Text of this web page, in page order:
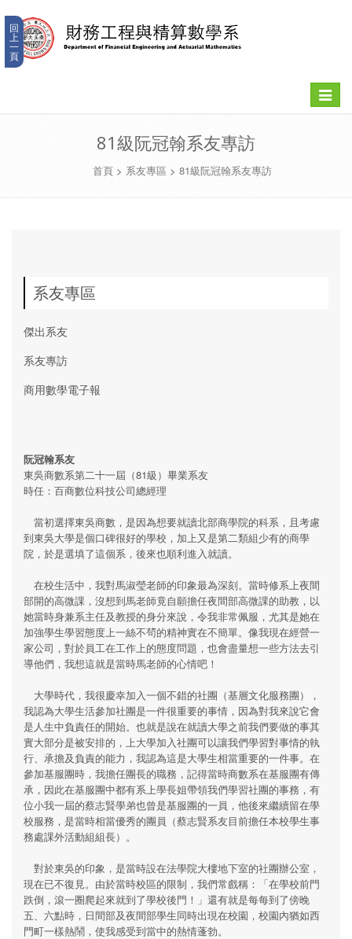
回
上
一
頁
Toggle
81級阮冠翰系友專訪
首頁> 系友專區 > 81級阮冠翰系友專訪
系友專區
傑出系友
系友專訪
商用數學電子報
阮冠翰系友
東吳商數系第二十一屆（81級）畢業系友
時任：百商數位科技公司總經理
當初選擇東吳商數，是因為想要就讀北部商學院的科系，且考慮
到東吳大學是個口碑很好的學校，加上又是第二類組少有的商學
院，於是選填了這個系，後來也順利進入就讀。
在校生活中，我對馬淑瑩老師的印象最為深刻。當時修系上夜間
部開的高微課，沒想到馬老師竟自願擔任夜間部高微課的助教，以
她當時身兼系主任及教授的身分來說，令我非常佩服，尤其是她在
加強學生學習態度上一絲不茍的精神實在不簡單。像我現在經營一
家公司，對於員工在工作上的態度問題，也會盡量想一些方法去引
導他們，我想這就是當時馬老師的心情吧！
大學時代，我很慶幸加入一個不錯的社團（基層文化服務團），
我認為大學生活參加社團是一件很重要的事情，因為對我來說它會
是人生中負責任的開始。也就是說在就讀大學之前我們要做的事其
實大部分是被安排的，上大學加入社團可以讓我們學習對事情的執
行、承擔及負責的能力，我認為這是大學生相當重要的一件事。在
參加基服團時，我擔任團長的職務，記得當時商數系在基服團有傳
承，因此在基服團中都有系上學長姐帶領我們學習社團的事務，有
位小我一屆的蔡志賢學弟也曾是基服團的一員，他後來繼續留在學
校服務，是當時相當優秀的團員（蔡志賢系友目前擔任本校學生事
務處課外活動組組長）。
對於東吳的印象，是當時設在法學院大樓地下室的社團辦公室，
現在已不復見。由於當時校區的限制，我們常戲稱：「在學校前門
跌倒，滾一圈爬起來就到了學校後門！」還有就是每每到了傍晚
五、六點時，日間部及夜間部學生同時出現在校園，校園內猶如西
門町一樣熱鬧，使我感受到當中的熱情蓬勃。